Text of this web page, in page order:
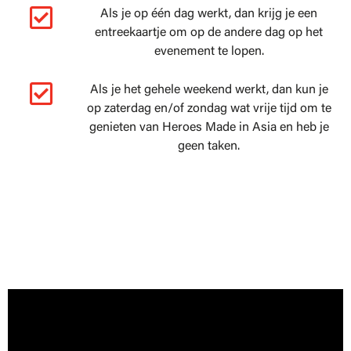
Als je op één dag werkt, dan krijg je een
entreekaartje om op de andere dag op het
evenement te lopen.
Als je het gehele weekend werkt, dan kun je
op zaterdag en/of zondag wat vrije tijd om te
genieten van Heroes Made in Asia en heb je
geen taken.